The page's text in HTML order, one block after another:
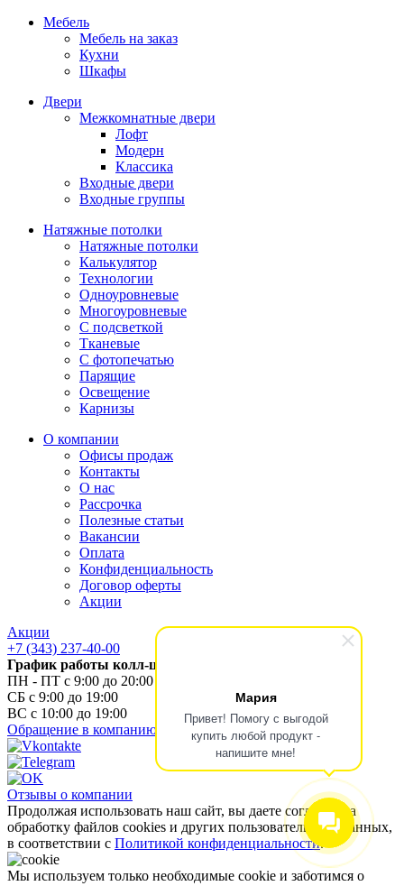
Мария
Привет! Помогу с выгодой
купить любой продукт -
напишите мне!
Мебель
Мебель на заказ
Кухни
Шкафы
Двери
Межкомнатные двери
Лофт
Модерн
Классика
Входные двери
Входные группы
Натяжные потолки
Натяжные потолки
Калькулятор
Технологии
Одноуровневые
Многоуровневые
С подсветкой
Тканевые
С фотопечатью
Парящие
Освещение
Карнизы
О компании
Офисы продаж
Контакты
О нас
Рассрочка
Полезные статьи
Вакансии
Оплата
Конфиденциальность
Договор оферты
Акции
Акции
+7 (343) 237-40-00
График работы колл-центра
ПН - ПТ с 9:00 до 20:00
СБ с 9:00 до 19:00
ВС с 10:00 до 19:00
Обращение в компанию
Отзывы о компании
Продолжая использовать наш сайт, вы даете согласие на
обработку файлов cookies и других пользовательских данных,
в соответствии с Политикой конфиденциальности.
Мы используем только необходимые cookie и заботимся о